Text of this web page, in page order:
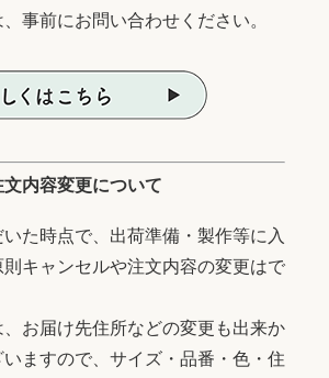
事前にお問い合わせください。
内容変更について
た時点で、出荷準備・製作等に入
則キャンセルや注文内容の変更はで
お届け先住所などの変更も出来か
ますので、サイズ・品番・色・住